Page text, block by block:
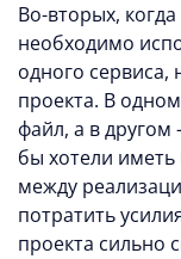
Во-вторых,
необходимо
одного сервиса,
проекта. В
файл, а в
бы хотели
между
потратить
проекта сильно